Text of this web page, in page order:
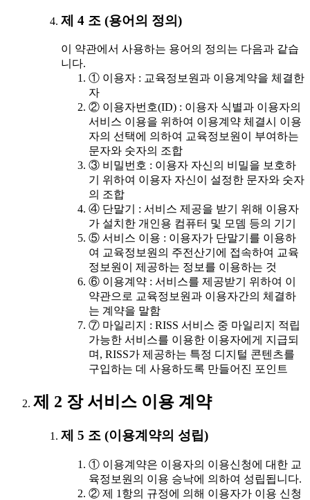
제 4 조 (용어의 정의)
이 약관에서 사용하는 용어의 정의는 다음과 같습
니다.
① 이용자 : 교육정보원과 이용계약을 체결한
자
② 이용자번호(ID) : 이용자 식별과 이용자의
서비스 이용을 위하여 이용계약 체결시 이용
자의 선택에 의하여 교육정보원이 부여하는
문자와 숫자의 조합
③ 비밀번호 : 이용자 자신의 비밀을 보호하
기 위하여 이용자 자신이 설정한 문자와 숫자
의 조합
④ 단말기 : 서비스 제공을 받기 위해 이용자
가 설치한 개인용 컴퓨터 및 모뎀 등의 기기
⑤ 서비스 이용 : 이용자가 단말기를 이용하
여 교육정보원의 주전산기에 접속하여 교육
정보원이 제공하는 정보를 이용하는 것
⑥ 이용계약 : 서비스를 제공받기 위하여 이
약관으로 교육정보원과 이용자간의 체결하
는 계약을 말함
⑦ 마일리지 : RISS 서비스 중 마일리지 적립
가능한 서비스를 이용한 이용자에게 지급되
며, RISS가 제공하는 특정 디지털 콘텐츠를
구입하는 데 사용하도록 만들어진 포인트
제 2 장 서비스 이용 계약
제 5 조 (이용계약의 성립)
① 이용계약은 이용자의 이용신청에 대한 교
육정보원의 이용 승낙에 의하여 성립됩니다.
② 제 1항의 규정에 의해 이용자가 이용 신청